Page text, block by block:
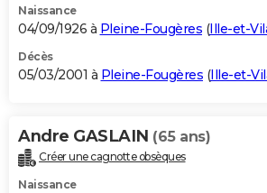
Naissance
04/09/1926 à Pleine-Fougères (Ille-et-
Décès
05/03/2001 à Pleine-Fougères (Ille-et-
Andre GASLAIN (65 ans)
Créer une cagnotte obsèques
Naissance